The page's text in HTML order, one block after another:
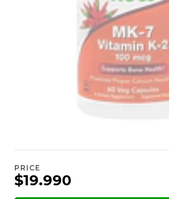
PRICE
$19.990